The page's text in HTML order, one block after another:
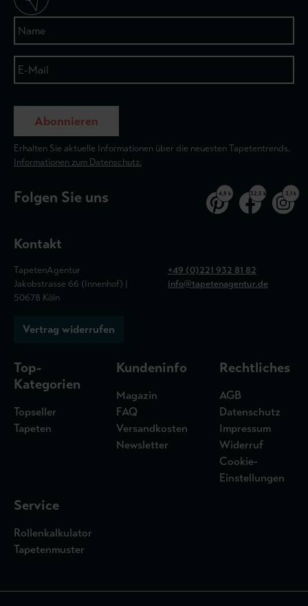
Abonnieren
Erhalten Sie aktuelle Informationen über die neuesten Tapetentrends.
Informationen zum Datenschutz.
Folgen Sie uns 4,9 k 32,5 k 3,1 k
Kontakt
TapetenAgentur
Jakobstrasse 66 (Innenhof) |
50678 Köln
+49 (0)221 932 81 82
info@tapetenagentur.de
Vertrag widerrufen
Top-
Kategorien
Topseller
Tapeten
Kundeninfo
Magazin
FAQ
Versandkosten
Newsletter
Rechtliches
AGB
Datenschutz
Impressum
Widerruf
Cookie-
Einstellungen
Service
Rollenkalkulator
Tapetenmuster